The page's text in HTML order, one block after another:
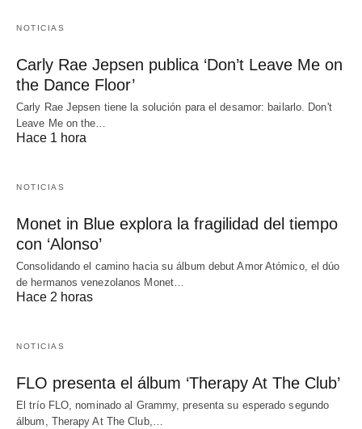
NOTICIAS
Carly Rae Jepsen publica ‘Don’t Leave Me on
the Dance Floor’
Carly Rae Jepsen tiene la solución para el desamor: bailarlo. Don't
Leave Me on the…
Hace 1 hora
NOTICIAS
Monet in Blue explora la fragilidad del tiempo
con ‘Alonso’
Consolidando el camino hacia su álbum debut Amor Atómico, el dúo
de hermanos venezolanos Monet…
Hace 2 horas
NOTICIAS
FLO presenta el álbum ‘Therapy At The Club’
El trío FLO, nominado al Grammy, presenta su esperado segundo
álbum, Therapy At The Club,…